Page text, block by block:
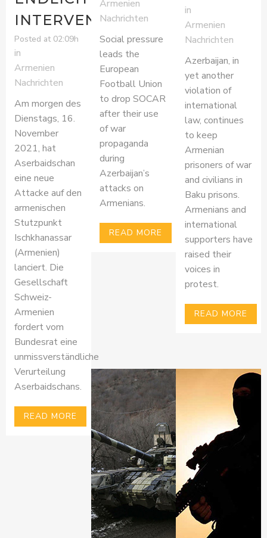
INTERVENIEREN
Posted at 02:09h
in
Armenien
Nachrichten
Am morgen des
Dienstags, 16.
November
2021, hat
Aserbaidschan
eine neue
Attacke auf den
armenischen
Stutzpunkt
Ischkhanassar
(Armenien)
lanciert. Die
Gesellschaft
Schweiz-
Armenien
fordert vom
Bundesrat eine
unmissverständliche
Verurteilung
Aserbaidschans.
READ MORE
Armenien
Nachrichten
Social pressure
leads the
European
Football Union
to drop SOCAR
after their use
of war
propaganda
during
Azerbaijan’s
attacks on
Armenians.
READ MORE
in
Armenien
Nachrichten
Azerbaijan, in
yet another
violation of
international
law, continues
to keep
Armenian
prisoners of war
and civilians in
Baku prisons.
Armenians and
international
supporters have
raised their
voices in
protest.
READ MORE